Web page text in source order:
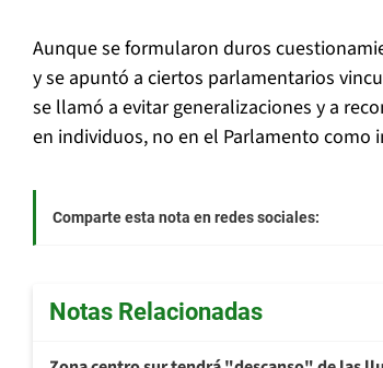
Aunque se formularon duros
y se apuntó a ciertos parlamentarios
se llamó a evitar generalizaciones y a
en individuos, no en el Parlamento como
Comparte esta nota en redes sociales:
Notas Relacionadas